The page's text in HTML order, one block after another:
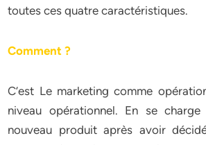
toutes ces quatre caractéristiques.
Comment ?
C’est Le marketing comme
niveau opérationnel. En se
nouveau produit après avoir